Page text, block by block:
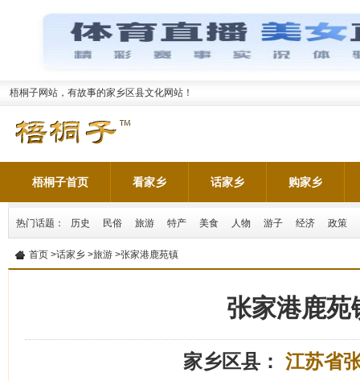
梧桐子网站，有故事的家乡区县文化网站！
梧桐子首页 看家乡 话家乡 购家乡
热门话题： 历史 民俗 旅游 特产 美食 人物 游子 经济 政策
首页 >话家乡 >旅游 >张家港鹿苑镇
张家港鹿苑
家乡区县： 江苏省